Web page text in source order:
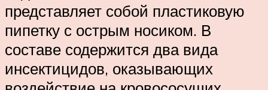
представляет собой пластиковую
пипетку с острым носиком. В
составе содержится два вида
инсектицидов, оказывающих